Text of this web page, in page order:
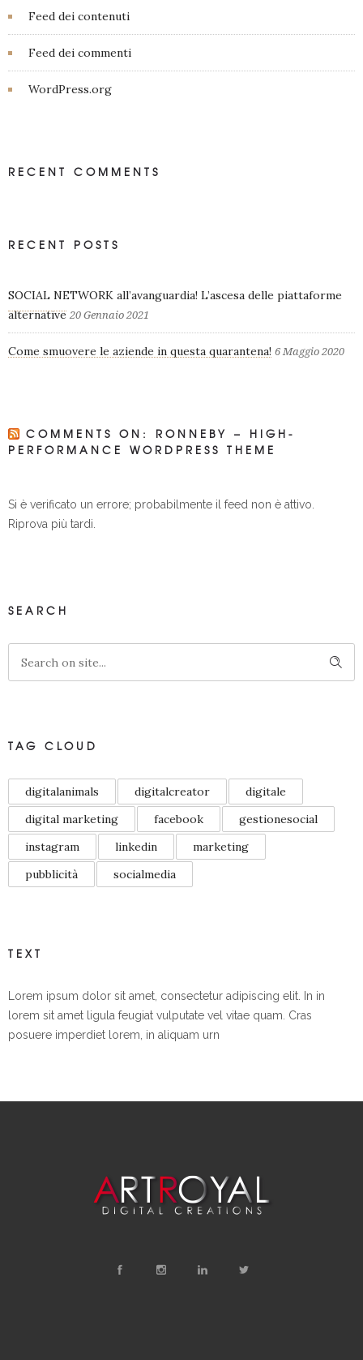
Feed dei contenuti
Feed dei commenti
WordPress.org
RECENT COMMENTS
RECENT POSTS
SOCIAL NETWORK all’avanguardia! L’ascesa delle piattaforme
alternative 20 Gennaio 2021
Come smuovere le aziende in questa quarantena! 6 Maggio 2020
COMMENTS ON: RONNEBY – HIGH-
PERFORMANCE WORDPRESS THEME
Si è verificato un errore; probabilmente il feed non è attivo.
Riprova più tardi.
SEARCH
TAG CLOUD
digitalanimals digitalcreator
digitale
digital marketing
facebook
gestionesocial
instagram
linkedin
marketing
pubblicità
socialmedia
TEXT
Lorem ipsum dolor sit amet, consectetur adipiscing elit. In in
lorem sit amet ligula feugiat vulputate vel vitae quam. Cras
posuere imperdiet lorem, in aliquam urn